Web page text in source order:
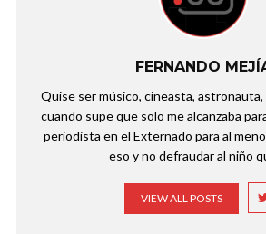
FERNANDO
Quise ser músico, cineasta,
cuando supe que solo me alcanzaba
periodista en el Externado para al
eso y no defraudar al niño
VIEW ALL POSTS